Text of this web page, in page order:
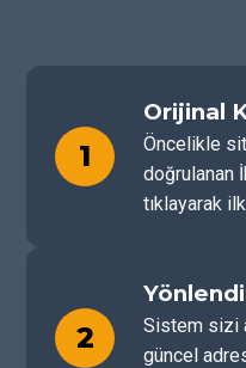
1
Orijinal
Öncelikle
doğrulanan
tıklayarak ilk
2
Sistem sizi
güncel